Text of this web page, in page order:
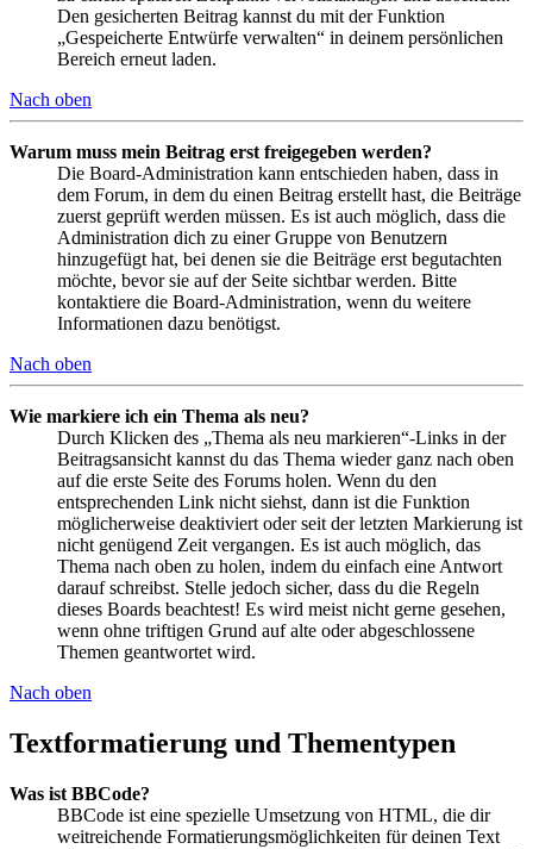
Den gesicherten Beitrag kannst du mit der Funktion
„Gespeicherte Entwürfe verwalten“ in deinem persönlichen
Bereich erneut laden.
Nach oben
Warum muss mein Beitrag erst freigegeben werden?
Die Board-Administration kann entschieden haben, dass in
dem Forum, in dem du einen Beitrag erstellt hast, die Beiträge
zuerst geprüft werden müssen. Es ist auch möglich, dass die
Administration dich zu einer Gruppe von Benutzern
hinzugefügt hat, bei denen sie die Beiträge erst begutachten
möchte, bevor sie auf der Seite sichtbar werden. Bitte
kontaktiere die Board-Administration, wenn du weitere
Informationen dazu benötigst.
Nach oben
Wie markiere ich ein Thema als neu?
Durch Klicken des „Thema als neu markieren“-Links in der
Beitragsansicht kannst du das Thema wieder ganz nach oben
auf die erste Seite des Forums holen. Wenn du den
entsprechenden Link nicht siehst, dann ist die Funktion
möglicherweise deaktiviert oder seit der letzten Markierung ist
nicht genügend Zeit vergangen. Es ist auch möglich, das
Thema nach oben zu holen, indem du einfach eine Antwort
darauf schreibst. Stelle jedoch sicher, dass du die Regeln
dieses Boards beachtest! Es wird meist nicht gerne gesehen,
wenn ohne triftigen Grund auf alte oder abgeschlossene
Themen geantwortet wird.
Nach oben
Textformatierung und Thementypen
Was ist BBCode?
BBCode ist eine spezielle Umsetzung von HTML, die dir
weitreichende Formatierungsmöglichkeiten für deinen Text